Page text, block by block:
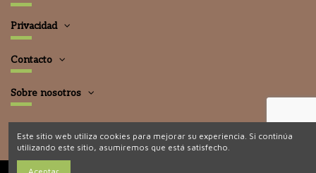
Privacidad
Contacto
Sobre nosotros
Este sitio web utiliza cookies para mejorar su experiencia. Si continúa
utilizando este sitio, asumiremos que está satisfecho.